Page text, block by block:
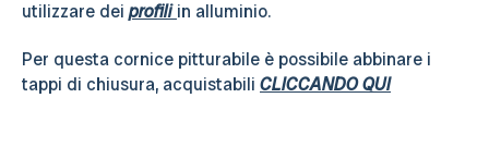
utilizzare dei profili in alluminio.
Per questa cornice pitturabile è possibile abbinare i
tappi di chiusura, acquistabili CLICCANDO QUI